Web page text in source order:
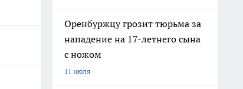
Оренбуржцу грозит тюрьма за
нападение на 17-летнего сына
с ножом
11 июля